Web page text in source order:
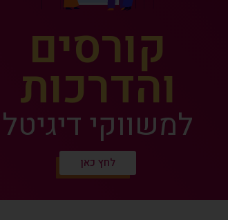
קורסים
והדרכות
למשווקי דיגיטל
לחץ כאן